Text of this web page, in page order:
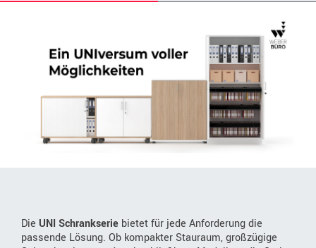
Die UNI Schrankserie bietet für jede Anforderung die
passende Lösung. Ob kompakter Stauraum, großzügige